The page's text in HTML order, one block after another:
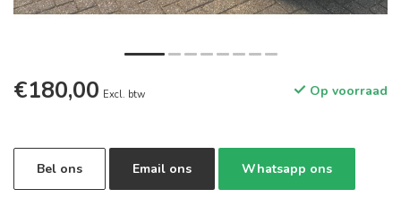
€180,00 Excl. btw Op voorraad
Bel ons Email ons Whatsapp ons